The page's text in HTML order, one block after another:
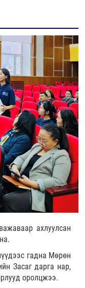
ахлуулсан
гадна Мөрөн
Засаг дарга нар,
оролцжээ.